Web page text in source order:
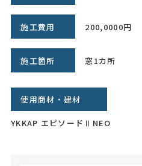
施工費用 200,0000円
施工箇所 窓1カ所
使用商材・建材
YKKAP エピソードⅡNEO